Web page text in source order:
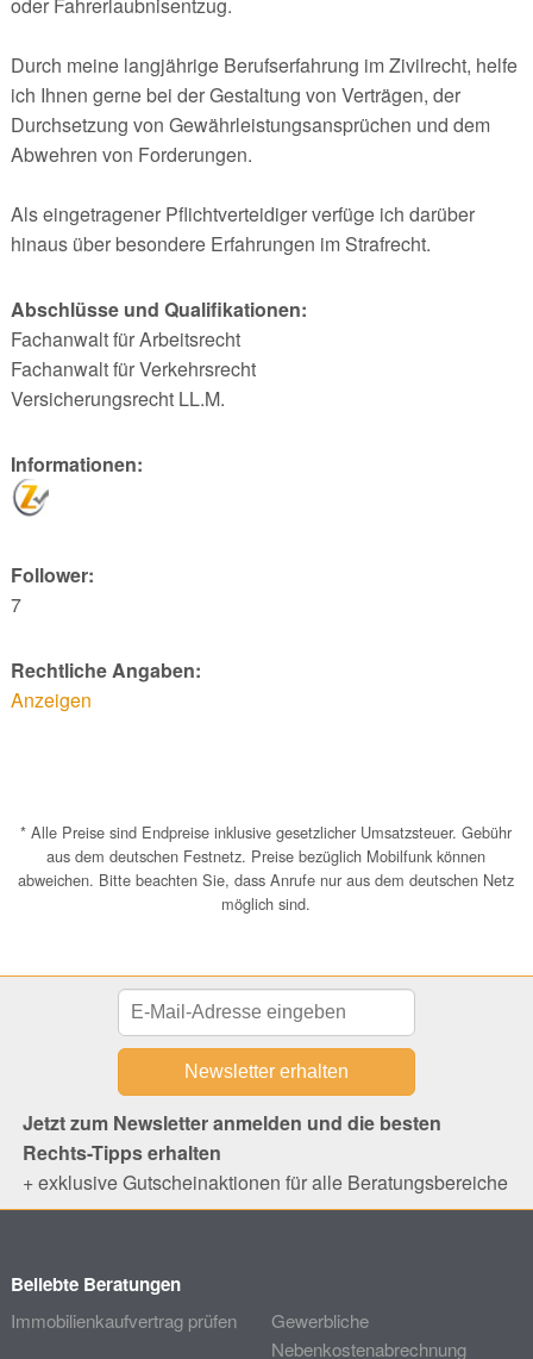
Durch meine langjährige Berufserfahrung im Zivilrecht, helfe
ich Ihnen gerne bei der Gestaltung von Verträgen, der
Durchsetzung von Gewährleistungsansprüchen und dem
Abwehren von Forderungen.
Als eingetragener Pflichtverteidiger verfüge ich darüber
hinaus über besondere Erfahrungen im Strafrecht.
Abschlüsse und Qualifikationen:
Fachanwalt für Arbeitsrecht
Fachanwalt für Verkehrsrecht
Versicherungsrecht LL.M.
Informationen:
Follower:
7
Rechtliche Angaben:
Anzeigen
* Alle Preise sind Endpreise inklusive gesetzlicher Umsatzsteuer. Gebühr
aus dem deutschen Festnetz. Preise bezüglich Mobilfunk können
abweichen. Bitte beachten Sie, dass Anrufe nur aus dem deutschen Netz
möglich sind.
Jetzt zum Newsletter anmelden und die besten
Rechts-Tipps erhalten
+ exklusive Gutscheinaktionen für alle Beratungsbereiche
Beliebte Beratungen
Immobilienkaufvertrag prüfen
Gewerbliche
Nebenkostenabrechnung